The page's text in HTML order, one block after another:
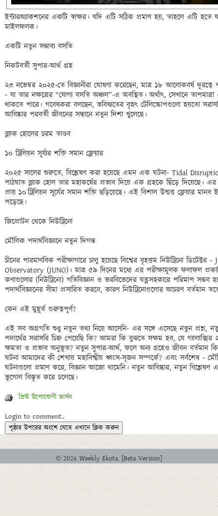
ইন্টারঅ্যাকশনের একটি স্বাক্ষর। যদি এটি সঠিক প্রমাণ হয়, তাহলে এটি হতে
মাইলফলক।
একটি নতুন সম্ভাব্য বসতি
নিকটবর্তী সুপার-আর্থ গ্রহ
২৩ নভেম্বর ২০২৫‑তে বিজ্ঞানীরা ঘোষণা করেছেন, মাত্র ১৮ আলোকবর্ষ
- যা তার নক্ষত্রের “যোগ্য বসতি অঞ্চল”-এ অবস্থিত। অর্থাৎ, সেখানে
থাকতে পারে। গবেষকরা বলছেন, ভবিষ্যতের বৃহৎ টেলিস্কোপগুলো হয়তো
আবিষ্কার পরবর্তী জীবনের সন্ধানে নতুন দিশা খুলেছে।
ব্ল্যাক হোলের চরম তাণ্ডব
১০ ট্রিলিয়ন সূর্য্যর শক্তি সমান ফ্লেয়ার
২০২৫ সালের শুরুতে, বিশ্লেষণ করা হয়েছে এমন এক ঘটনা- Tidal
পাঠঘাত ব্ল্যাক হোল তার মহাকর্ষের প্রভাব দিয়ে এক গ্রহকে ছিঁড়ে দিয়েছে।
প্রায় ১০ ট্রিলিয়ন সূর্যের সমান শক্তি ছড়িয়েছে। এই বিশাল উন্মত্ত ফ্লেয়ার
পড়েছে।
জিপ্রোটন থেকে নিউট্রিনো
মৌলিক পদার্থবিজ্ঞানে নতুন দিগন্ত
চীনের পারমাণবিক পরীক্ষাগারে চালু হয়েছে বিশ্বের বৃহত্তম নিউট্রিনো
Observatory (JUNO)। মাত্র ৫৯ দিনের মধ্যে এর পরীক্ষামূলক ফলাফল
কণাগুলোর (নিউট্রিনো) গতিবিজ্ঞান ও ভরবিভেদের যত্নসহকারে পরিমাপ
পদার্থবিজ্ঞানের সীমা প্রসারিত করবে, কারণ নিউট্রিনোগুলোর আচরণ বর্তমান
কেন এই মুহূর্ত গুরুত্বপূর্ণ?
এই সব অগ্রগতি শুধু নতুন তথ্য নিয়ে আসেনি- এর সঙ্গে এসেছে নতুন প্রশ্ন,
পদার্থের সরাসরি চিহ্ন পেয়েছি কি? আমরা কি বুঝতে সক্ষম হব, যে
ক্ষমতা ও প্রভাব অনুভূত? নতুন সুপার-আর্থ, ফলে অন্য গ্রহেও জীবন বর্তমান কি?
ঘটনা আমাদের কী শেখায় মহাবিশ্বীয় ধ্বংস‑সৃজন সম্পর্কে? এবং সর্বশেষ -
ঘটনাগুলো প্রমাণ করে, বিজ্ঞান আজো থামেনি। নতুন আবিষ্কার, নতুন বিশ্লেষণ
প্রিন্ট উপোযোগী ভার্সন
Login to comment..
পৃষ্ঠার উপরের অংশে যেতে এখানে ক্লিক করুন
© 2026 Weekly Ekota. [Beta Version]